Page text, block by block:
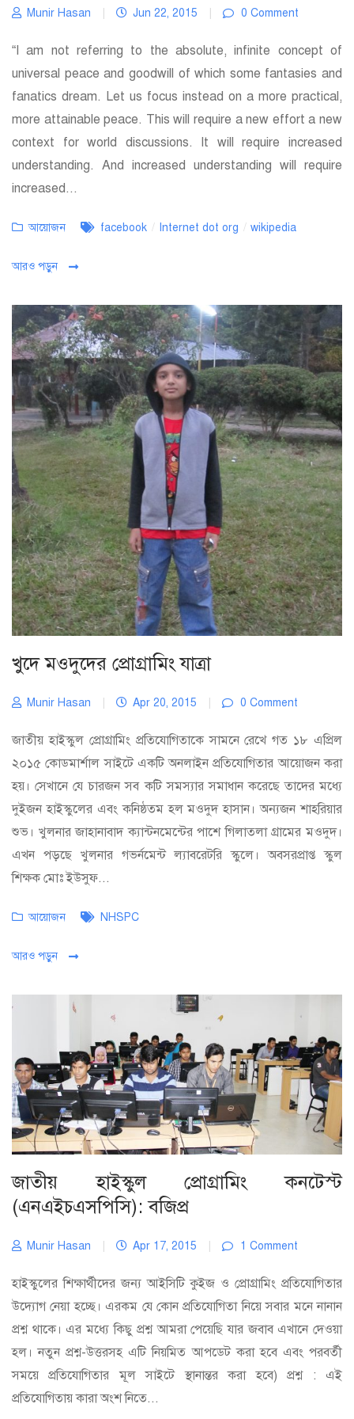
Munir Hasan Jun 22, 2015 0 Comment
“I am not referring to the absolute, infinite concept of
universal peace and goodwill of which some fantasies and
fanatics dream. Let us focus instead on a more practical,
more attainable peace. This will require a new effort a new
context for world discussions. It will require increased
understanding. And increased understanding will require
increased...
Categories
আয়োজন Tags
facebook / Internet dot org / wikipedia
আরও পড়ুন
খুদে মওদুদের প্রোগ্রামিং যাত্রা
Munir Hasan Apr 20, 2015 0 Comment
জাতীয় হাইস্কুল প্রোগ্রামিং প্রতিযোগিতাকে সামনে রেখে গত ১৮ এপ্রিল
২০১৫ কোডমার্শাল সাইটে একটি অনলাইন প্রতিযোগিতার আয়োজন করা
হয়। সেখানে যে চারজন সব কটি সমস্যার সমাধান করেছে তাদের মধ্যে
দুইজন হাইস্কুলের এবং কনিষ্ঠতম হল মওদুদ হাসান। অন্যজন শাহরিয়ার
শুভ। খুলনার জাহানাবাদ ক্যান্টনমেন্টের পাশে গিলাতলা গ্রামের মওদুদ।
এখন পড়ছে খুলনার গভর্নমেন্ট ল্যাবরেটরি স্কুলে। অবসরপ্রাপ্ত স্কুল
শিক্ষক মোঃ ইউসুফ...
Categories
আয়োজন Tags
NHSPC
আরও পড়ুন
জাতীয় হাইস্কুল প্রোগ্রামিং কনটেস্ট
(এনএইচএসপিসি): বজিপ্র
Munir Hasan Apr 17, 2015 1 Comment
হাইস্কুলের শিক্ষার্থীদের জন্য আইসিটি কুইজ ও প্রোগ্রামিং প্রতিযোগিতার
উদ্যোগ নেয়া হচ্ছে। এরকম যে কোন প্রতিযোগিতা নিয়ে সবার মনে নানান
প্রশ্ন থাকে। এর মধ্যে কিছু প্রশ্ন আমরা পেয়েছি যার জবাব এখানে দেওয়া
হল। নতুন প্রশ্ন-উত্তরসহ এটি নিয়মিত আপডেট করা হবে এবং পরবর্তী
সময়ে প্রতিযোগিতার মূল সাইটে স্থানান্তর করা হবে) প্রশ্ন : এই
প্রতিযোগিতায় কারা অংশ নিতে...